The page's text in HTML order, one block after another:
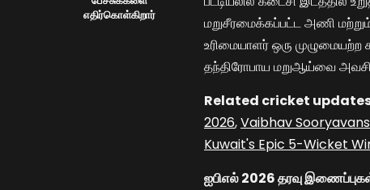
எதிர்கொள்கிறார்
மறுசீரமைக்கப்பட்ட அணி
உரிமையாளர் ஒரு முழுமையற்ற
தந்திரோபாய மறுஆய்வை
Related cricket
2026,Vaibhav
Kuwait's Epic 5-Wicket
ஐபிஎல் 2026 தரவு